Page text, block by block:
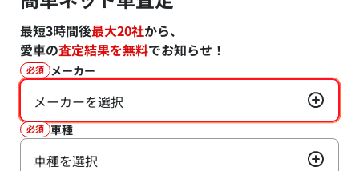
最短3時間後最大20社から、
愛車の査定結果を無料でお知らせ！
必須 メーカー
メーカーを選択
必須 車種
車種を選択